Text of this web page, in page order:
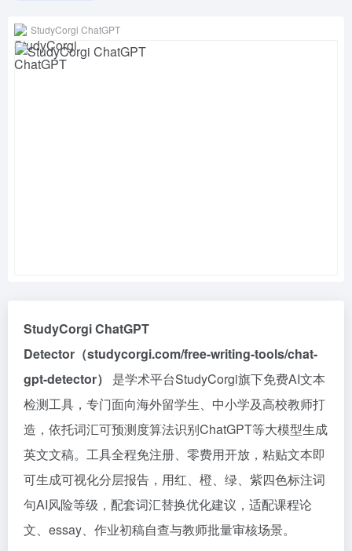
StudyCorgi ChatGPT
StudyCorgi ChatGPT
Detector（studycorgi.com/free-writing-tools/chat-
gpt-detector）
是学术平台StudyCorgi旗下免费AI文本
检测工具，专门面向海外留学生、中小学及高校教师打
造，依托词汇可预测度算法识别ChatGPT等大模型生成
英文文稿。工具全程免注册、零费用开放，粘贴文本即
可生成可视化分层报告，用红、橙、绿、紫四色标注词
句AI风险等级，配套词汇替换优化建议，适配课程论
文、essay、作业初稿自查与教师批量审核场景。